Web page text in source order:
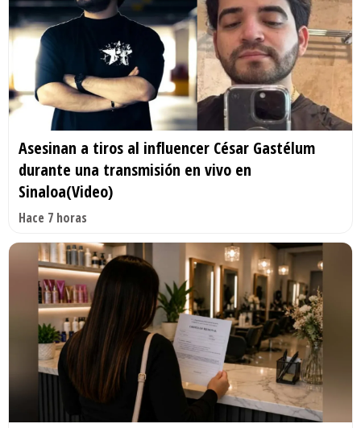
Asesinan a tiros al influencer César Gastélum
durante una transmisión en vivo en
Sinaloa(Video)
Hace 7 horas